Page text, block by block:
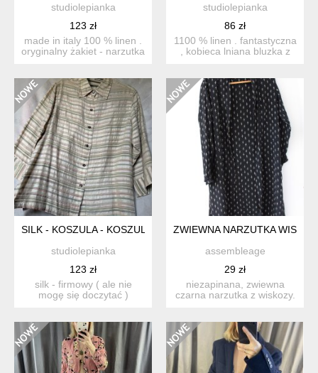
studiolepianka
123 zł
made in italy 100 % linen .
oryginalny żakiet - narzutka
studiolepianka
86 zł
1100 % linen . fantastyczna
, kobieca lniana bluzka z
SILK - KOSZULA - KOSZULOWY ŻAKIET - FIRMOWY -
studiolepianka
123 zł
silk - firmowy ( ale nie
mogę się doczytać )
ZWIEWNA NARZUTKA
assembleage
29 zł
niezapinana, zwiewna
czarna narzutka z wiskozy.